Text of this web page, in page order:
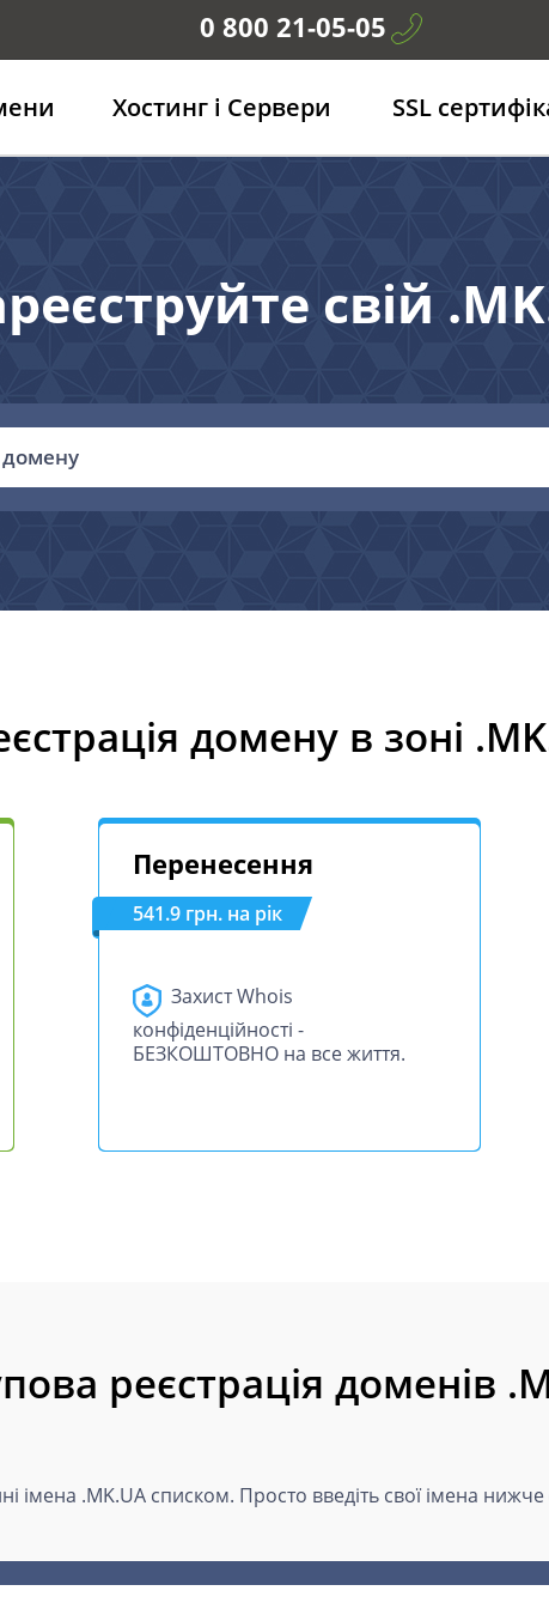
0 800 21-05-05
Хостинг і Сервери SSL
свій
домену в зоні
Перенесення
541.9 грн. на рік
Захист Whois
конфіденційності -
БЕЗКОШТОВНО на все життя.
реєстрація доменів
імена .MK.UA списком. Просто введіть свої імена